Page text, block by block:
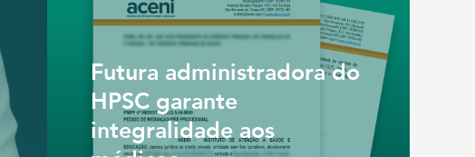
Futura administradora do
HPSC garante
integralidade aos